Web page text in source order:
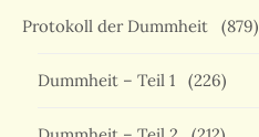
Protokoll der Dummheit (879)
Dummheit – Teil 1 (226)